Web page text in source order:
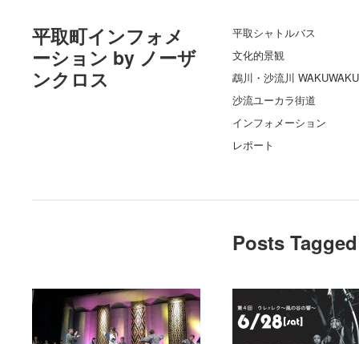
平取町インフォメ
ーション by ノーザ
ンクロス
平取シャトルバス
文化的景観
鵡川・沙流川 WAKUWAKU
沙流ユーカラ街道
インフォメーション
レポート
Posts